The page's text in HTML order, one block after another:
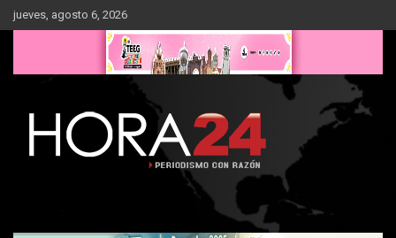
Saltar
al
jueves, agosto 6, 2026